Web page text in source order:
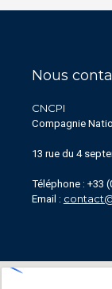
Nous
CNCPI
Compagnie
13 rue du 4
Téléphone : +33
Email :